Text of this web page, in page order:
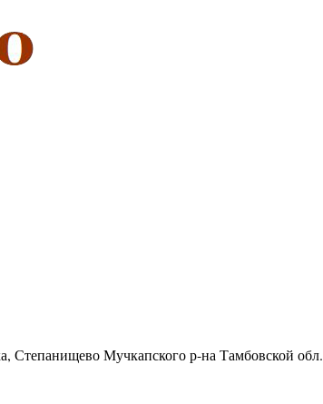
Степанищево Мучкапского р-на Тамбовской обл.